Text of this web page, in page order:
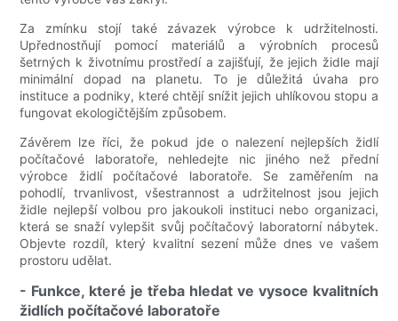
Za zmínku stojí také závazek výrobce k udržitelnosti.
Upřednostňují pomocí materiálů a výrobních procesů
šetrných k životnímu prostředí a zajišťují, že jejich židle mají
minimální dopad na planetu. To je důležitá úvaha pro
instituce a podniky, které chtějí snížit jejich uhlíkovou stopu a
fungovat ekologičtějším způsobem.
Závěrem lze říci, že pokud jde o nalezení nejlepších židlí
počítačové laboratoře, nehledejte nic jiného než přední
výrobce židlí počítačové laboratoře. Se zaměřením na
pohodlí, trvanlivost, všestrannost a udržitelnost jsou jejich
židle nejlepší volbou pro jakoukoli instituci nebo organizaci,
která se snaží vylepšit svůj počítačový laboratorní nábytek.
Objevte rozdíl, který kvalitní sezení může dnes ve vašem
prostoru udělat.
- Funkce, které je třeba hledat ve vysoce kvalitních
židlích počítačové laboratoře